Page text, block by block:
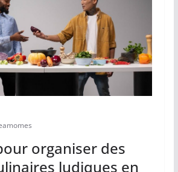
organiser des
ludiques en